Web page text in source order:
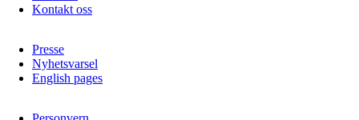
Kontakt oss
Presse
Nyhetsvarsel
English pages